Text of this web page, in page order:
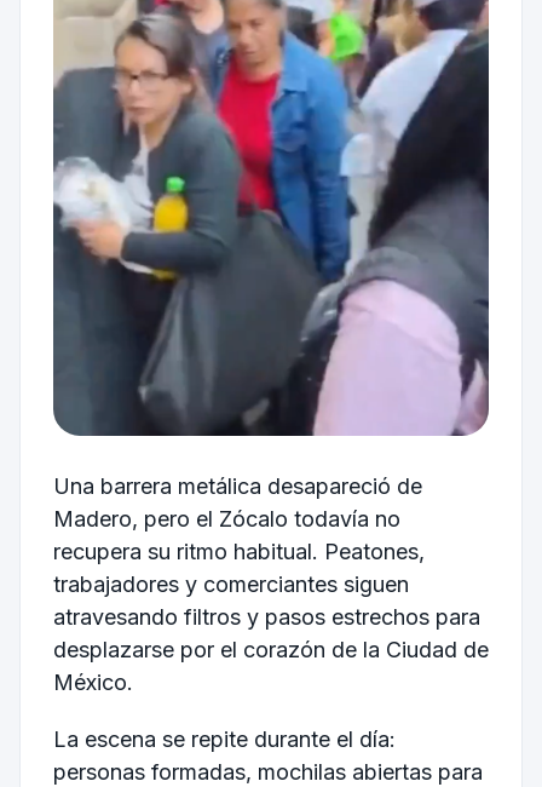
Una barrera metálica desapareció de
Madero, pero el Zócalo todavía no
recupera su ritmo habitual. Peatones,
trabajadores y comerciantes siguen
atravesando filtros y pasos estrechos para
desplazarse por el corazón de la Ciudad de
México.
La escena se repite durante el día:
personas formadas, mochilas abiertas para